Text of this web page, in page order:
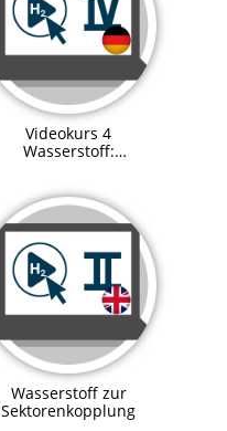
Videokurs 4
Wasserstoff:
Wasserstoff zur
Sektorenkopplung